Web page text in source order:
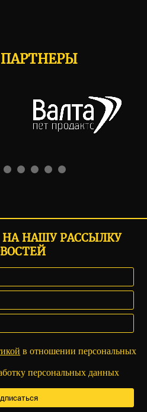
НАШУ РАССЫЛКУ
в отношении персональных
персональных данных